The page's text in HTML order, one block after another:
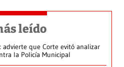
leído
advierte que Corte evitó analizar
la Policía Municipal